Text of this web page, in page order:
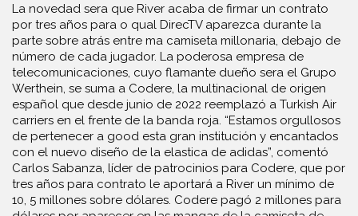
La novedad sera que River acaba de firmar un contrato
por tres años para o qual DirecTV aparezca durante la
parte sobre atrás entre ma camiseta millonaria, debajo de
número de cada jugador. La poderosa empresa de
telecomunicaciones, cuyo flamante dueño sera el Grupo
Werthein, se suma a Codere, la multinacional de origen
español que desde junio de 2022 reemplazó a Turkish Air
carriers en el frente de la banda roja. “Estamos orgullosos
de pertenecer a good esta gran institución y encantados
con el nuevo diseño de la elastica de adidas”, comentó
Carlos Sabanza, líder de patrocinios para Codere, que por
tres años para contrato le aportará a River un mínimo de
10, 5 millones sobre dólares. Codere pagó 2 millones para